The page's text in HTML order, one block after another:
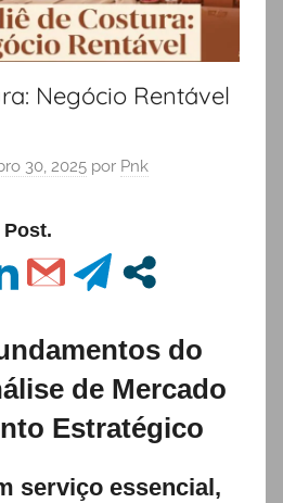
Negócio Rentável
30, 2025 por Pnk
do
de Mercado
Estratégico
serviço essencial,